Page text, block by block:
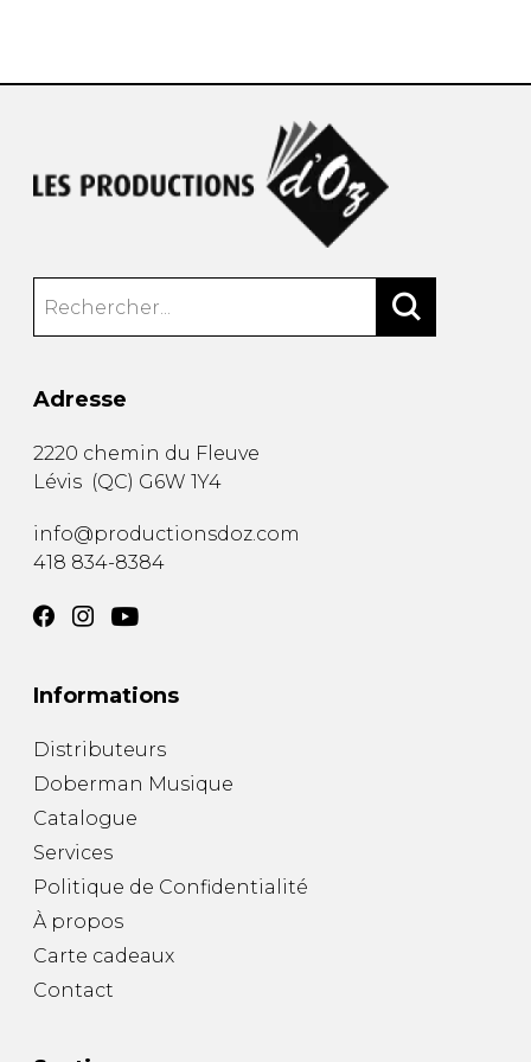
Adresse
2220 chemin du Fleuve
Lévis (QC) G6W 1Y4
info@productionsdoz.com
418 834-8384
Informations
Distributeurs
Doberman Musique
Catalogue
Services
Politique de Confidentialité
À propos
Carte cadeaux
Contact